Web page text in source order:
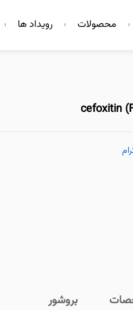
محصولات رویداد ها
بروشور